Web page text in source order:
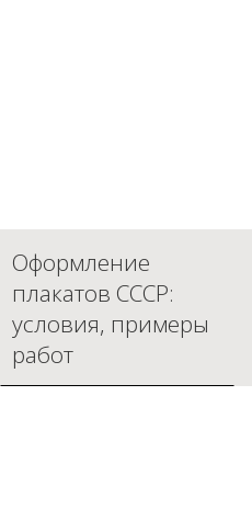
Оформление
плакатов СССР:
условия, примеры
работ